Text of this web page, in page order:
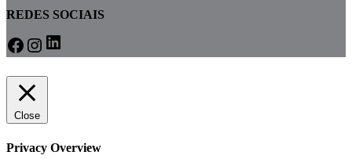
REDES SOCIAIS
Close
Privacy Overview